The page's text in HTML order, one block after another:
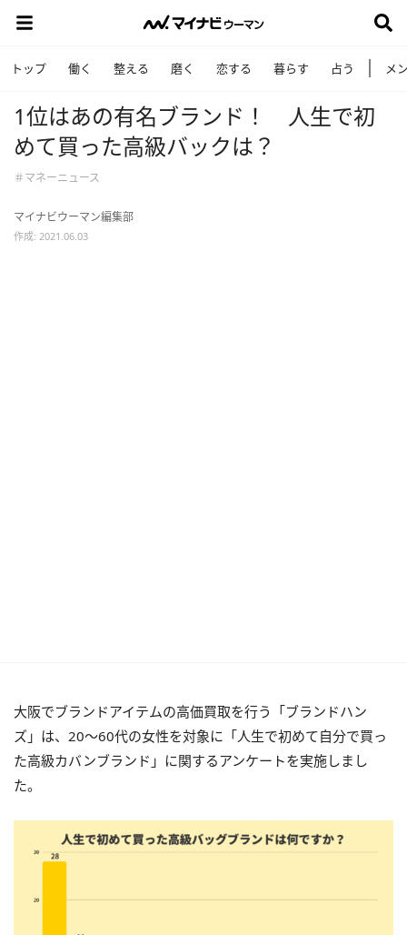
トップ 働く 整える 磨く 恋する 暮らす 占う メ
1位はあの有名ブランド！ 人生で初
めて買った高級バックは？
＃マネーニュース
マイナビウーマン編集部
作成: 2021.06.03
大阪でブランドアイテムの高価買取を行う「ブランドハン
ズ」は、20〜60代の女性を対象に「人生で初めて自分で買っ
た高級カバンブランド」に関するアンケートを実施しまし
た。